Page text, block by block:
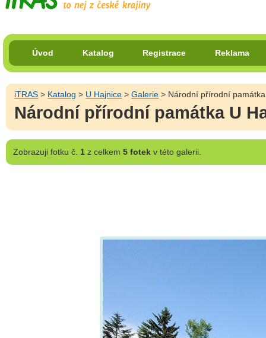
Úvod Katalog Registrace Reklama
iTRAS > Katalog > U Hajnice >Galerie > Národní přírodní
Národní přírodní památka U
Zobrazujifotku č. 1z celkem 5 fotekv této galerii.